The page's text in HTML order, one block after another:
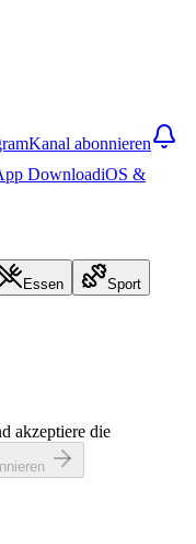
Kanal abonnieren
DownloadiOS &
Essen Sport
akzeptiere die